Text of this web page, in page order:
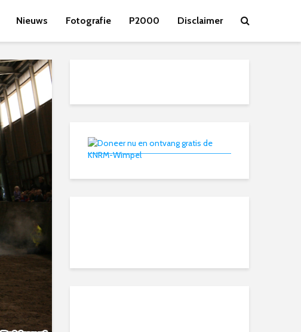
Nieuws Fotografie P2000 Disclaimer